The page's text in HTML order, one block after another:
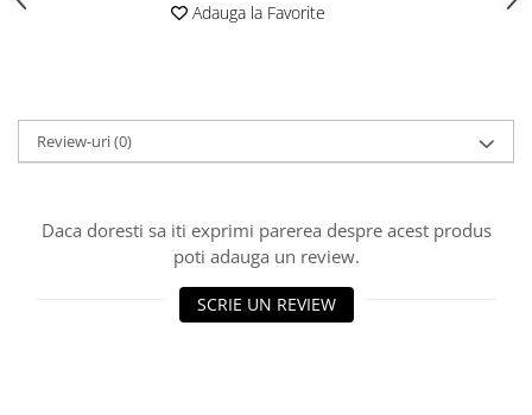
Adauga la Favorite
Review-uri(0)
Daca doresti sa iti exprimi parerea despre acest produs
poti adauga un review.
SCRIE UN REVIEW